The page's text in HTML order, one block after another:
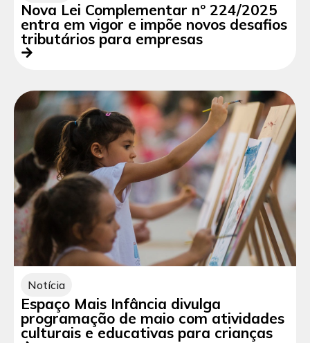
Nova Lei Complementar nº 224/2025
entra em vigor e impõe novos desafios
tributários para empresas
Notícia
Espaço Mais Infância divulga
programação de maio com atividades
culturais e educativas para crianças